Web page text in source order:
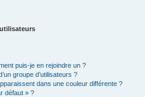
puis-je en rejoindre un ?
groupe d’utilisateurs ?
dans une couleur différente ?
défaut » ?